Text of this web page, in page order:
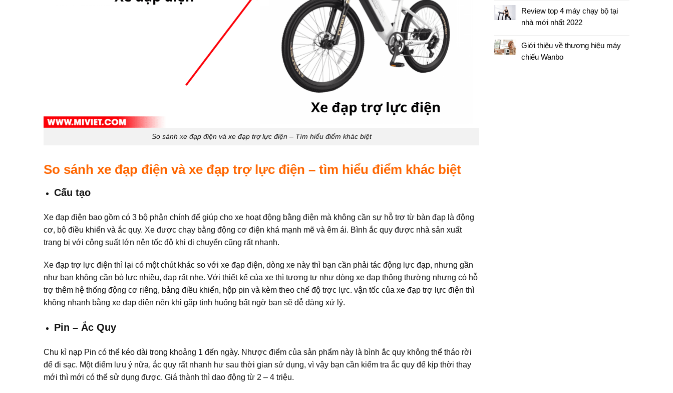
So sánh xe đạp điện và xe đạp trợ lực điện – Tìm hiểu điểm khác biệt
So sánh xe đạp điện và xe đạp trợ lực điện – tìm hiểu điểm khác biệt
Cấu tạo
Xe đạp điện bao gồm có 3 bộ phận chính để giúp cho xe hoạt động bằng điện mà không cần sự hỗ trợ từ bàn đạp là động
cơ, bộ điều khiển và ắc quy. Xe được chạy bằng động cơ điện khá mạnh mẽ và êm ái. Bình ắc quy được nhà sản xuất
trang bị với công suất lớn nên tốc độ khi di chuyển cũng rất nhanh.
Xe đạp trợ lực điện thì lại có một chút khác so với xe đạp điện, dòng xe này thì bạn cần phải tác động lực đạp, nhưng gần
như bạn không cần bỏ lực nhiều, đạp rất nhẹ. Với thiết kế của xe thì tương tự như dòng xe đạp thông thường nhưng có hỗ
trợ thêm hệ thống động cơ riêng, bảng điều khiển, hộp pin và kèm theo chế độ trợc lực. vận tốc của xe đạp trợ lực điện thì
không nhanh bằng xe đạp điện nên khi gặp tình huống bất ngờ bạn sẽ dễ dàng xử lý.
Pin – Ắc Quy
Chu kì nạp Pin có thể kéo dài trong khoảng 1 đến ngày. Nhược điểm của sản phẩm này là bình ắc quy không thể tháo rời
để đi sạc. Một điểm lưu ý nữa, ắc quy rất nhanh hư sau thời gian sử dụng, vì vậy bạn cần kiểm tra ắc quy để kịp thời thay
mới thì mới có thể sử dụng được. Giá thành thì dao động từ 2 – 4 triệu.
Review top 4 máy chạy bộ tại
nhà mới nhất 2022
Giới thiệu về thương hiệu máy
chiếu Wanbo